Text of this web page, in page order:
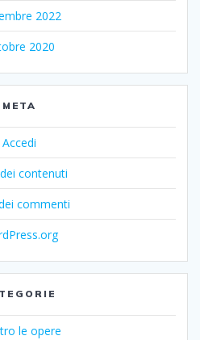
2022
2020
META
Accedi
contenuti
commenti
le opere